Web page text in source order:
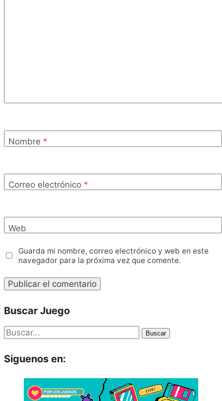
Nombre *
Correo electrónico *
Web
Guarda mi nombre, correo electrónico y web en este
navegador para la próxima vez que comente.
Buscar Juego
Buscar
Siguenos en: